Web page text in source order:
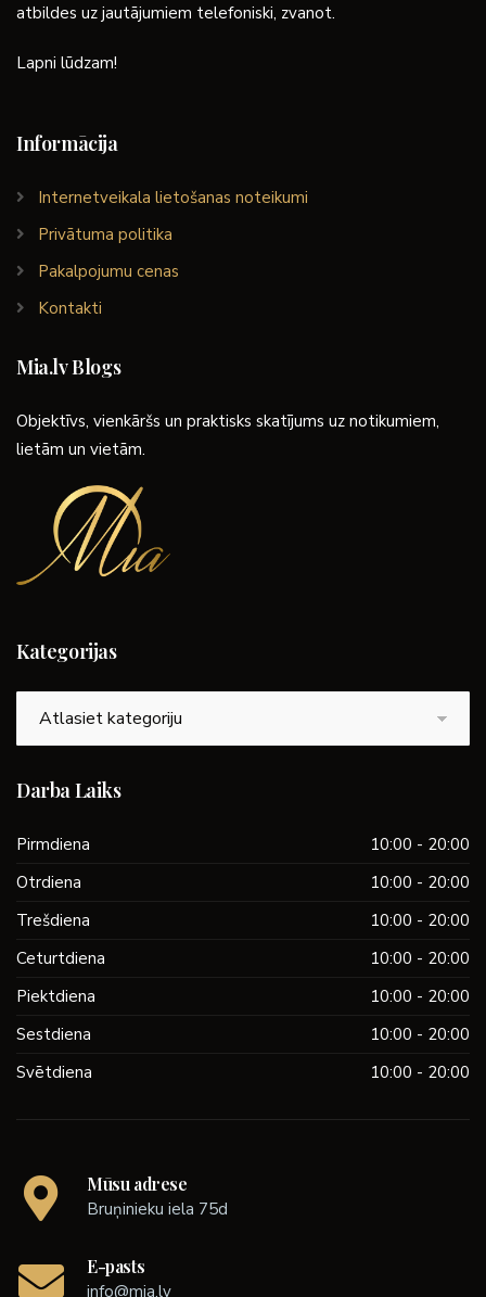
atbildes uz jautājumiem telefoniski, zvanot.
Lapni lūdzam!
Informācija
Internetveikala lietošanas noteikumi
Privātuma politika
Pakalpojumu cenas
Kontakti
Mia.lv Blogs
Objektīvs, vienkāršs un praktisks skatījums uz notikumiem,
lietām un vietām.
Kategorijas
Darba Laiks
Pirmdiena
10:00 - 20:00
Otrdiena
10:00 - 20:00
Trešdiena
10:00 - 20:00
Ceturtdiena
10:00 - 20:00
Piektdiena
10:00 - 20:00
Sestdiena
10:00 - 20:00
Svētdiena
10:00 - 20:00
Mūsu adrese
Bruņinieku iela 75d
E-pasts
info@mia.lv